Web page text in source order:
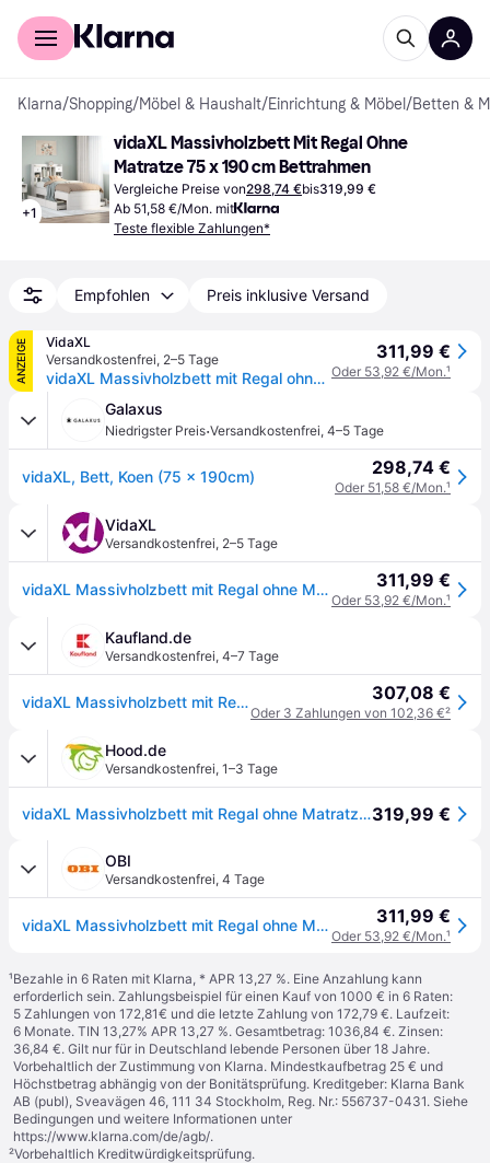
Für Shopper
Klarna/Shopping/Möbel & Haushalt/Einrichtung & Möbel /Betten &
+1
vidaXL Massivholzbett Mit Regal Ohne
Matratze 75 x 190 cm Bettrahmen
Vergleiche Preise von298,74 €bis319,99 €
Ab 51,58 €/Mon. mit
Teste flexible Zahlungen*
Empfohlen Preis inklusive Versand
ANZEIGE
VidaXL
Versandkostenfrei, 2–5 Tage
vidaXL Massivholzbett mit Regal ohne Matratze Weiß 75x190 cm Kiefer
311,99 €
Oder 53,92 €/Mon.¹
Galaxus
Niedrigster Preis·Versandkostenfrei, 4–5 Tage
vidaXL, Bett, Koen (75 x 190cm) 298,74 €
Oder 51,58 €/Mon.¹
VidaXL
Versandkostenfrei, 2–5 Tage
vidaXL Massivholzbett mit Regal ohne Matratze Weiß 75x190 cm Kiefer 311,99 €
Oder 53,92 €/Mon.¹
Kaufland.de
Versandkostenfrei, 4–7 Tage
vidaXL Massivholzbett mit Regal ohne Matratze Weiß 75x190 cm Kiefer 307,08 €
Oder 3 Zahlungen von 102,36 €²
Hood.de
Versandkostenfrei, 1–3 Tage
vidaXL Massivholzbett mit Regal ohne Matratze Weiß 75x190 cm Kiefer319,99 €
OBI
Versandkostenfrei, 4 Tage
vidaXL Massivholzbett mit Regal ohne Matratze Weiß 75x190 cm Kiefer 3308985 311,99 €
Oder 53,92 €/Mon.¹
¹Bezahle in 6 Raten mit Klarna, * APR 13,27 %. Eine Anzahlung kann
erforderlich sein. Zahlungsbeispiel für einen Kauf von 1000 € in 6 Raten:
5 Zahlungen von 172,81€ und die letzte Zahlung von 172,79 €. Laufzeit:
6 Monate. TIN 13,27% APR 13,27 %. Gesamtbetrag: 1036,84 €. Zinsen:
36,84 €. Gilt nur für in Deutschland lebende Personen über 18 Jahre.
Vorbehaltlich der Zustimmung von Klarna. Mindestkaufbetrag 25 € und
Höchstbetrag abhängig von der Bonitätsprüfung. Kreditgeber: Klarna Bank
AB (publ), Sveavägen 46, 111 34 Stockholm, Reg. Nr.: 556737-0431. Siehe
Bedingungen und weitere Informationen unter
https://www.klarna.com/de/agb/.
²Vorbehaltlich Kreditwürdigkeitsprüfung.